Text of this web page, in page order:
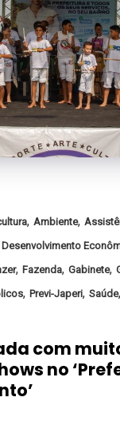
, Ambiente,
Desenvolvimento
, Fazenda, Gabinete,
, Previ-Japeri, Saúde,
com
no